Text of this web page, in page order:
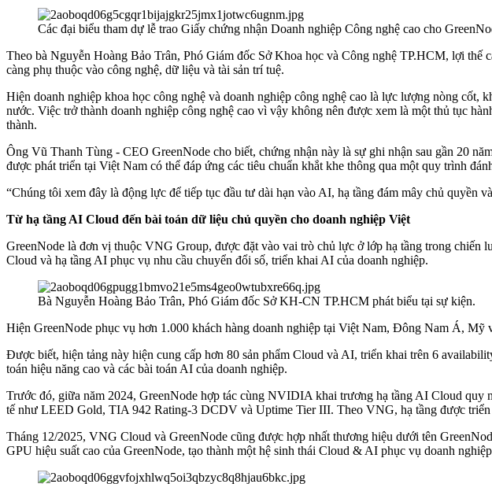
Các đại biểu tham dự lễ trao Giấy chứng nhận Doanh nghiệp Công nghệ cao cho
Theo bà Nguyễn Hoàng Bảo Trân, Phó Giám đốc Sở Khoa học và Công nghệ TP.HCM, lợi thế
càng phụ thuộc vào công nghệ, dữ liệu và tài sản trí tuệ.
Hiện doanh nghiệp khoa học công nghệ và doanh nghiệp công nghệ cao là lực lượng nòng cốt,
nước. Việc trở thành doanh nghiệp công nghệ cao vì vậy không nên được xem là một thủ tục
thành.
Ông Vũ Thanh Tùng - CEO GreenNode cho biết, chứng nhận này là sự ghi nhận sau gần 20
được phát triển tại Việt Nam có thể đáp ứng các tiêu chuẩn khắt khe thông qua một quy trình
“Chúng tôi xem đây là động lực để tiếp tục đầu tư dài hạn vào AI, hạ tầng đám mây chủ quyền
Từ hạ tầng AI Cloud đến bài toán dữ liệu chủ quyền cho doanh nghiệp Việt
GreenNode là đơn vị thuộc VNG Group, được đặt vào vai trò chủ lực ở lớp hạ tầng trong chiến
Cloud và hạ tầng AI phục vụ nhu cầu chuyển đổi số, triển khai AI của doanh nghiệp.
Bà Nguyễn Hoàng Bảo Trân, Phó Giám đốc Sở KH-CN TP.HCM phát biểu tại sự kiện.
Hiện GreenNode phục vụ hơn 1.000 khách hàng doanh nghiệp tại Việt Nam, Đông Nam Á,
Được biết, hiện tảng này hiện cung cấp hơn 80 sản phẩm Cloud và AI, triển khai trên 6
toán hiệu năng cao và các bài toán AI của doanh nghiệp.
Trước đó, giữa năm 2024, GreenNode hợp tác cùng NVIDIA khai trương hạ tầng AI Cloud
tế như LEED Gold, TIA 942 Rating-3 DCDV và Uptime Tier III. Theo VNG, hạ tầng được
Tháng 12/2025, VNG Cloud và GreenNode cũng được hợp nhất thương hiệu dưới tên
GPU hiệu suất cao của GreenNode, tạo thành một hệ sinh thái Cloud & AI phục vụ doanh